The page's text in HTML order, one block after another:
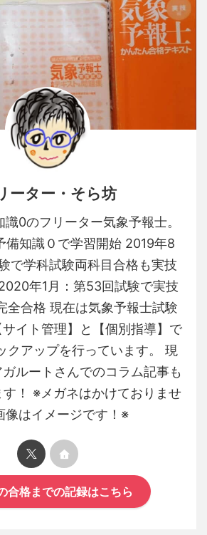
ーター・そら坊
0のフリーター気象予報士。
備知識０で学習開始 2019年8
で学科試験両科目合格も実技
年1月：第53回試験で実技
全合格 現在は気象予報士試験
イト管理】と【個別指導】で
クアップを行っています。 現
ルートさんでのコラム記事も
！ ※メガネはかけておりませ
像はイメージです！※
合格までの記録はこちら